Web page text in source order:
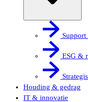
ESG &
Houding & gedrag
IT & innovatie